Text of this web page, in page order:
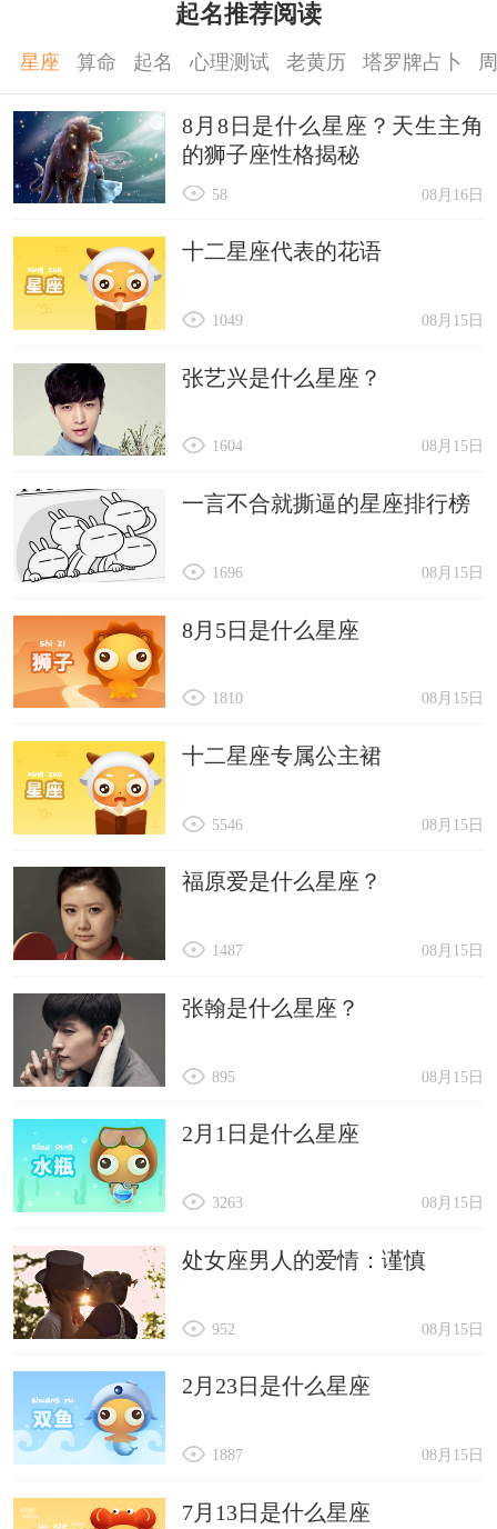
起名推荐阅读
星座 算命 起名 心理测试 老黄历 塔罗牌占卜
8月8日是什么星座？天生主角
的狮子座性格揭秘
08月16日
58
十二星座代表的花语
08月15日
1049
张艺兴是什么星座？
08月15日
1604
一言不合就撕逼的星座排行榜
08月15日
1696
8月5日是什么星座
08月15日
1810
十二星座专属公主裙
08月15日
5546
福原爱是什么星座？
08月15日
1487
张翰是什么星座？
08月15日
895
2月1日是什么星座
08月15日
3263
处女座男人的爱情：谨慎
08月15日
952
2月23日是什么星座
08月15日
1887
7月13日是什么星座